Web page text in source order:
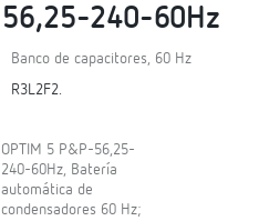
56,25-240-60Hz
Banco de capacitores, 60 Hz
R3L2F2.
OPTIM 5 P&P-56,25-
240-60Hz, Batería
automática de
condensadores 60 Hz;